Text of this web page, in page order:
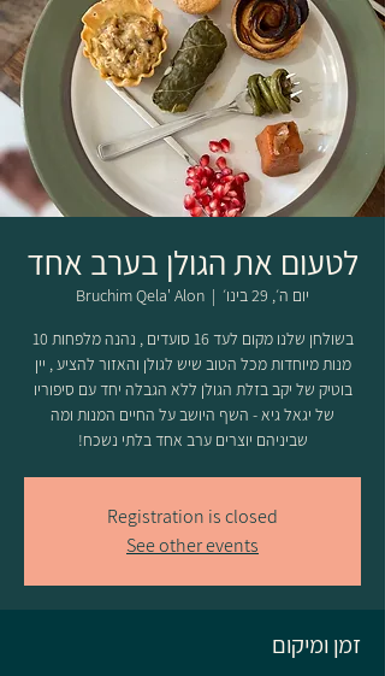
לטעום את הגולן בערב אחד
יום ה׳, 29 בינו׳
  |
Bruchim Qela' Alon
בשולחן שלנו מקום לעד 16 סועדים , נהנה מלפחות 10
מנות מיוחדות מכל הטוב שיש לגולן והאזור להציע , יין
בוטיק של יקב בזלת הגולן ללא הגבלה יחד עם סיפוריו
של יגאל גיא - השף היושב על החיים המנות ומה
שביניהם יוצרים ערב אחד בלתי נשכח!
Registration is closed
See other events
זמן ומיקום